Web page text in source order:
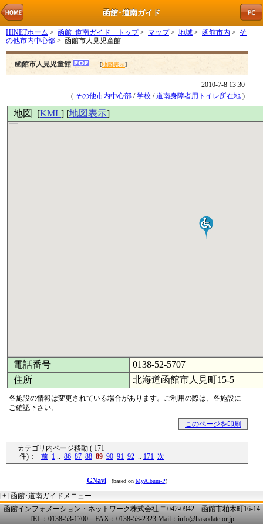
函館･道南ガイド
HINETホーム > 函館･道南ガイド トップ> マップ> 地域 > 函館市内 > そ
の他市内中心部 > 函館市人見児童館
函館市人見児童館 [地図表示]
2010-7-8 13:30
( その他市内中心部 /学校 /道南身障者用トイレ所在地 )
地図 [KML] [地図表示]
電話番号
0138-52-5707
住所
北海道函館市人見町15-5
各施設の情報は変更されている場合があります。ご利用の際は、各施設に
ご確認下さい。
このページを印刷
カテゴリ内ページ移動 ( 171
件)： 前 1 .. 86 87 88 89 90 91 92 .. 171 次
GNavi (based on MyAlbum-P)
[+] 函館･道南ガイドメニュー
函館インフォメーション・ネットワーク株式会社 〒042-0942 函館市柏木町16-14
TEL：0138-53-1700 FAX：0138-53-2323 Mail：info@hakodate.or.jp